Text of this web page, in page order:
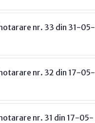
nr. 33 din 31-05-
nr. 32 din 17-05-
nr. 31 din 17-05-